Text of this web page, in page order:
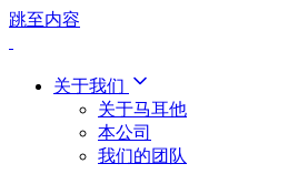
跳至内容
关于我们
关于马耳他
本公司
我们的团队